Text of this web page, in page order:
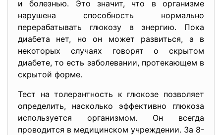
и болезнью. Это значит, что в организме
нарушена способность нормально
перерабатывать глюкозу в энергию. Пока
диабета нет, но он может развиться, а в
некоторых случаях говорят о скрытом
диабете, то есть заболевании, протекающем в
скрытой форме.
Тест на толерантность к глюкозе позволяет
определить, насколько эффективно глюкоза
используется организмом. Он всегда
проводится в медицинском учреждении. За 8-